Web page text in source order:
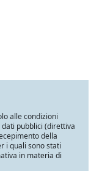
alle condizioni
pubblici (direttiva
della
i quali sono stati
in materia di